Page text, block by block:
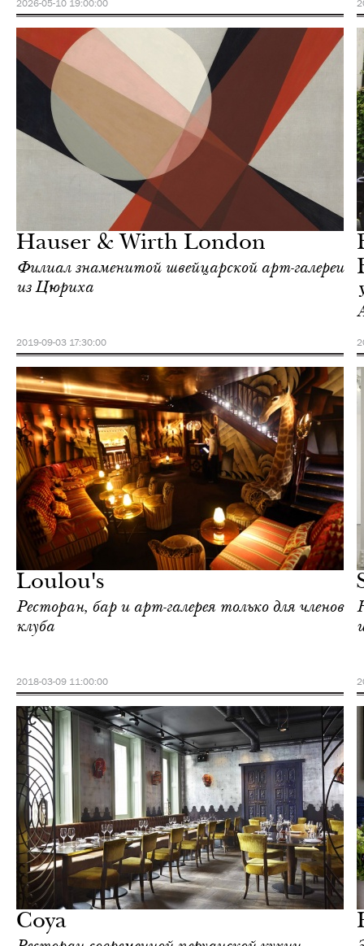
2026-05-10 19:00:00
Hauser & Wirth London
Филиал знаменитой швейцарской арт-галереи
из Цюриха
2019-09-03 17:30:00
среда
Loulou's
Ресторан, бар и арт-галерея только для членов
клуба
2018-03-09 11:00:00
Coya